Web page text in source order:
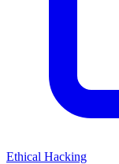
Ethical Hacking